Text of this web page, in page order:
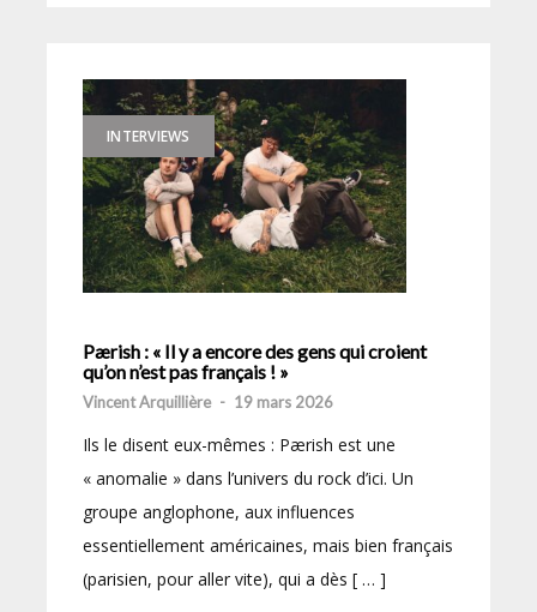
INTERVIEWS
Pærish : « Il y a encore des gens qui croient
qu’on n’est pas français ! »
Vincent Arquillière - 19 mars 2026
Ils le disent eux-mêmes : Pærish est une
« anomalie » dans l’univers du rock d’ici. Un
groupe anglophone, aux influences
essentiellement américaines, mais bien français
(parisien, pour aller vite), qui a dès [ … ]